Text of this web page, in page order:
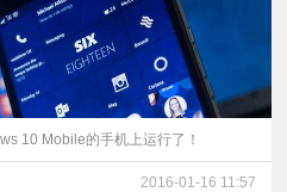
10 Mobile的手机上运行了！
2016-01-16 11:57